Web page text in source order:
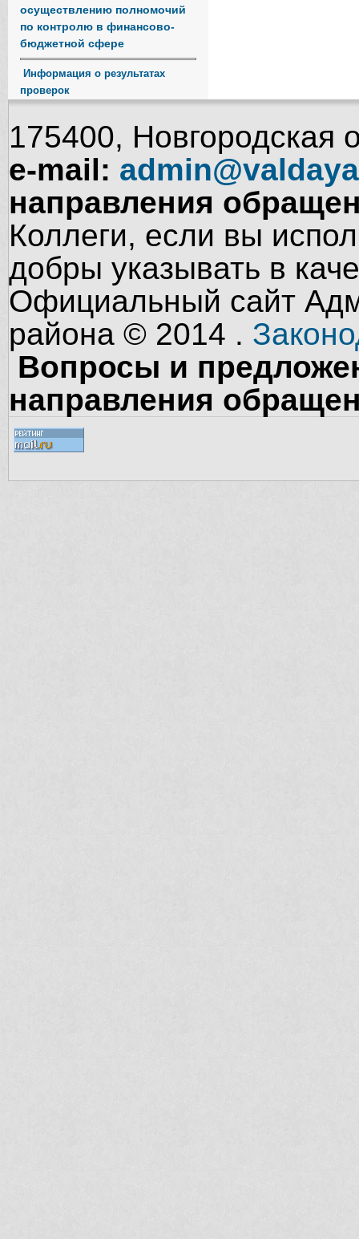
осуществлению полномочий
по контролю в финансово-
бюджетной сфере
Информация о результатах
проверок
175400, Новгородская
e-mail:
направления
Коллеги, если вы
добры указывать в
Официальный сайт
района © 2014 .
Вопросы и
направления